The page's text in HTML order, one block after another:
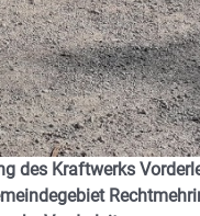
des Kraftwerks